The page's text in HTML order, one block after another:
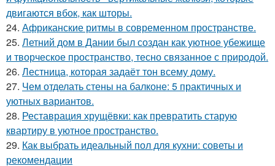
двигаются вбок, как шторы.
24. Африканские ритмы в современном пространстве.
25. Летний дом в Дании был создан как уютное убежище
и творческое пространство, тесно связанное с природой.
26. Лестница, которая задаёт тон всему дому.
27. Чем отделать стены на балконе: 5 практичных и
уютных вариантов.
28. Реставрация хрущёвки: как превратить старую
квартиру в уютное пространство.
29. Как выбрать идеальный пол для кухни: советы и
рекомендации